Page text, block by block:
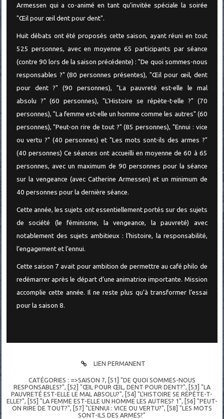
Armessen qui a co-animé en tant qu’invitée spéciale la soirée
"Œil pour œil dent pour dent".
Huit débats ont été proposés cette saison, ayant réuni en tout
525 personnes, avec en moyenne 65 participants par séance
(contre 90 lors de la saison précédente) : "De quoi sommes-nous
responsables ?" (80 personnes présentes), "Œil pour œil, dent
pour dent ?" (90 personnes), "La pauvreté est-elle le mal
absolu ?" (60 personnes), "L'Histoire se répète-t-elle ?" (70
personnes), "La femme est-elle un homme comme les autres" (60
personnes), "Peut-on rire de tout ?" (85 personnes), "Ennui : vice
ou vertu ?" (40 personnes) et "Les mots sont-ils des armes ?"
(40 personnes) Ce séances ont accueilli en moyenne de 60 à 65
personnes, avec un maximum de 90 personnes pour la séance
sur la vengeance (avec Catherine Armessen) et un minimum de
40 personnes pour la dernière séance.
Cette année, les sujets ont essentiellement portés sur des sujets
de société (le féminisme, la vengeance, la pauvreté) avec
notablement des sujets ambitieux : l’histoire, la responsabilité,
l’engagement et l’ennui.
Cette saison 7 avait pour ambition de permettre au café philo de
redémarrer après le départ d’une animatrice importante. Mission
accomplie cette année. Il ne reste plus qu’à transformer l’essai
pour la saison 8.
LIEN PERMANENT
CATÉGORIES : =>SAISON 7, [51] "DE QUOI SOMMES-NOUS
RESPONSABLES?", [52] "ŒIL POUR ŒIL, DENT POUR DENT?", [53] "LA
PAUVRETÉ EST-ELLE LE MAL ABSOLU?", [54] "L'HISTOIRE SE RÉPÈTE-T-
ELLE?", [55] "LA FEMME EST-ELLE UN HOMME LES AUTRES? 1", [56] "PEUT-
ON RIRE DE TOUT?", [57] "L'ENNUI : VICE OU VERTU?", [58] "LES MOTS
SONT-ILS DES ARMES?"